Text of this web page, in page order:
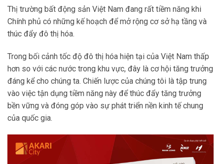
Thị trường bất động sản Việt Nam đang rất tiềm năng khi
Chính phủ có những kế hoạch để mở rộng cơ sở hạ tầng và
thúc đẩy đô thị hóa.
Trong bối cảnh tốc độ đô thị hóa hiện tại của Việt Nam thấp
hơn so với các nước trong khu vực, đây là cơ hội tăng trưởng
đáng kể cho chúng ta. Chiến lược của chúng tôi là tập trung
vào việc tận dụng tiềm năng này để thúc đẩy tăng trưởng
bền vững và đóng góp vào sự phát triển nền kinh tế chung
của quốc gia.